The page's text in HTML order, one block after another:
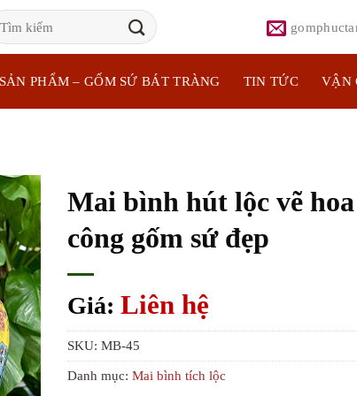
SẢN PHẨM – GỐM SỨ BÁT TRÀNG TIN TỨC VẬN
Mai bình hút lộc vẽ
công gốm sứ đẹp
Giá: Liên hệ
SKU: MB-45
Danh mục: Mai bình tích lộc